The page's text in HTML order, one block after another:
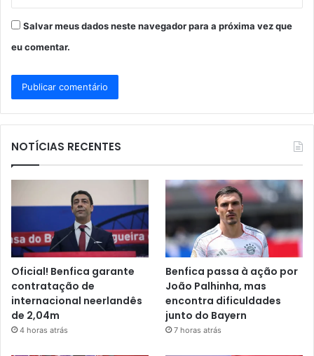
Salvar meus dados neste navegador para a próxima vez que
eu comentar.
NOTÍCIAS RECENTES
Oficial! Benfica garante
contratação de
internacional neerlandês
de 2,04m
4 horas atrás
Benfica passa à ação por
João Palhinha, mas
encontra dificuldades
junto do Bayern
7 horas atrás